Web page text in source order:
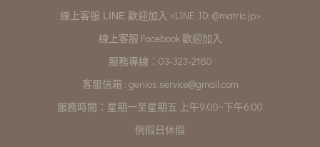
線上客服 LINE 歡迎加入 <LINE ID: @matric.jp>
線上客服 Facebook 歡迎加入
服務專線：03-323-2180
客服信箱 : genios.service@gmail.com
服務時間：星期一至星期五 上午9:00~下午6:00
例假日休假